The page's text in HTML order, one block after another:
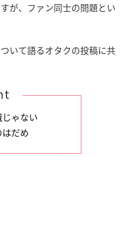
が、ファン同士の問題とい
いて語るオタクの投稿に共
ゃない
だめ